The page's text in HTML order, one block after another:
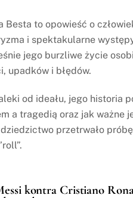
Besta to opowieść o
i spektakularne
jego burzliwe życie
upadków i błędów.
od ideału, jego historia
a tragedią oraz jak ważne
przetrwało
kontra Cristiano